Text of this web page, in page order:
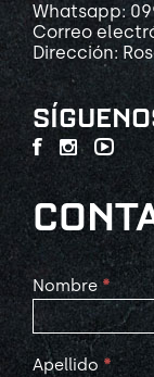
Whatsapp:
Correo
Dirección:
Contact
Us
Nombre *
Apellido *